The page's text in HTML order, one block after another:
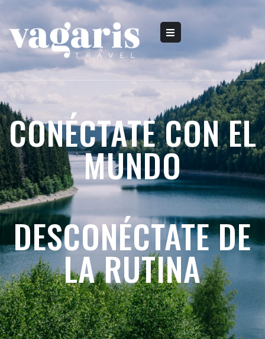
CONÉCTATE CON EL
MUNDO
DESCONÉCTATE DE
LA RUTINA